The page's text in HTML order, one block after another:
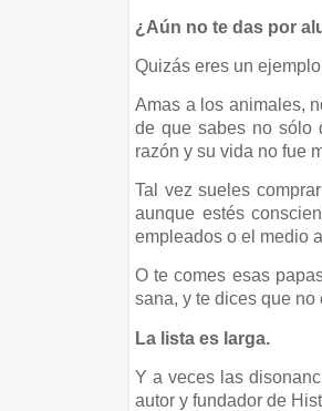
¿Aún no te das por
Quizás eres un
Amas a los animales,
de que sabes no sólo
razón y su vida no fue
Tal vez sueles
aunque estés
empleados o el medio
O te comes esas
sana, y te dices que no
La lista es larga.
Y a veces las
autor y fundador de